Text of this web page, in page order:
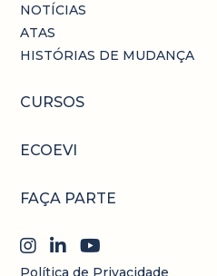
NOTÍCIAS
ATAS
HISTÓRIAS DE MUDANÇA
CURSOS
ECOEVI
FAÇA PARTE
Política de Privacidade